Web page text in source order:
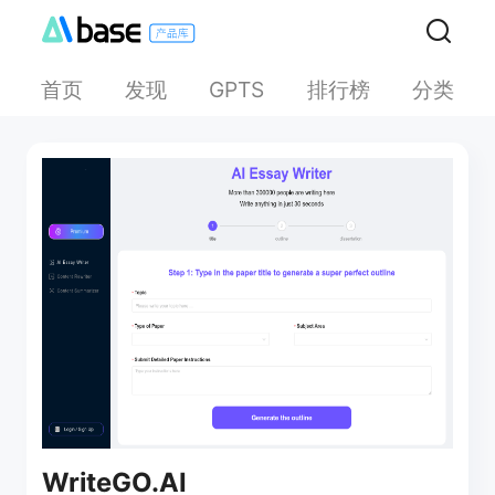
首页 发现 GPTS 排行榜 分类
WriteGO.AI